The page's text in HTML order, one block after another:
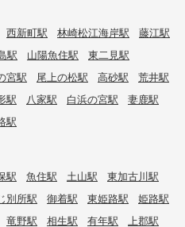
西新町駅 林崎松江海岸駅
藤江駅
駅 山陽魚住駅
東二見駅
宮駅 尾上の松駅 高砂駅
荒井駅
駅 八家駅 白浜の宮駅
妻鹿駅
駅
駅 魚住駅 土山駅
東加古川駅
別所駅 御着駅 東姫路駅
姫路駅
竜野駅 相生駅 有年駅 上郡駅